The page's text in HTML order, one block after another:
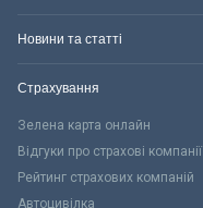
Новини та статті
Страхування
Зелена карта онлайн
Відгуки про страхові компанії
Рейтинг страхових компаній
Автоцивілка